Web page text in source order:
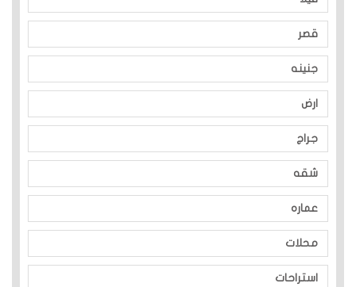
قصر
جنينه
ارض
جراج
شقه
عماره
محلات
استراحات